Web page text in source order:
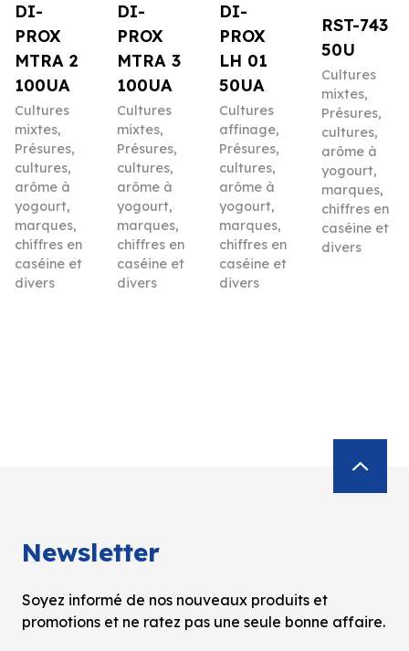
DI-
PROX
MTRA 2
100UA
Cultures
mixtes,
Présures,
cultures,
arôme à
yogourt,
marques,
chiffres en
caséine et
divers
DI-
PROX
MTRA 3
100UA
Cultures
mixtes,
Présures,
cultures,
arôme à
yogourt,
marques,
chiffres en
caséine et
divers
DI-
PROX
LH 01
50UA
Cultures
affinage,
Présures,
cultures,
arôme à
yogourt,
marques,
chiffres en
caséine et
divers
RST-743
50U
Cultures
mixtes,
Présures,
cultures,
arôme à
yogourt,
marques,
chiffres en
caséine et
divers
Newsletter
Soyez informé de nos nouveaux produits et
promotions et ne ratez pas une seule bonne affaire.